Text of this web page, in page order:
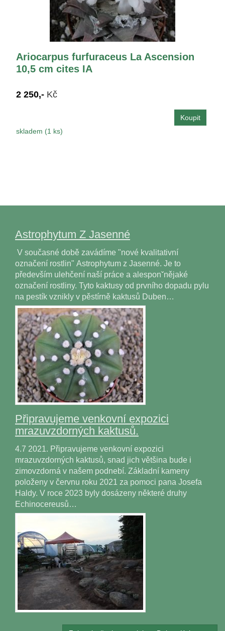
Ariocarpus furfuraceus La Ascension
10,5 cm cites IA
2 250,- Kč
skladem (1 ks)
Astrophytum Z Jasenné
V současné době zavádíme "nové kvalitativní
označení rostlin" Astrophytum z Jasenné. Je to
především ulehčení naší práce a alesponˇnějaké
označení rostliny. Tyto kaktusy od prvního dopadu pylu
na pestík vznikly v pěstírně kaktusů Duben…
Připravujeme venkovní expozici
mrazuvzdorných kaktusů.
4.7 2021. Připravujeme venkovní expozici
mrazuvzdorných kaktusů, snad jich většina bude i
zimovzdorná v našem podnebí. Základní kameny
položeny v červnu roku 2021 za pomoci pana Josefa
Haldy. V roce 2023 byly dosázeny některé druhy
Echinocereusů…